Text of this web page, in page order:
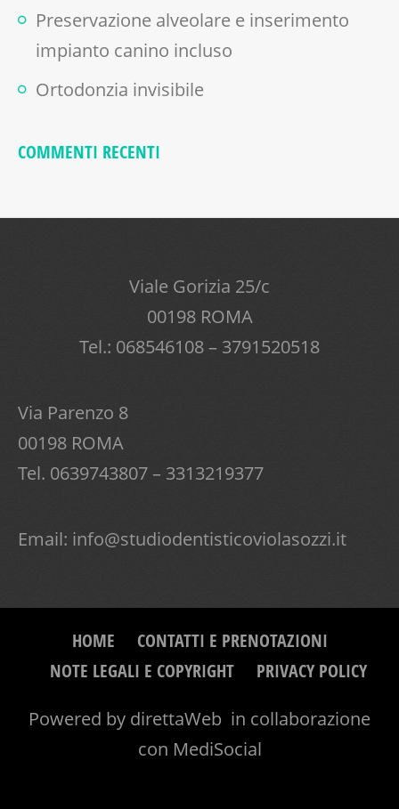
Preservazione alveolare e inserimento
impianto canino incluso
Ortodonzia invisibile
COMMENTI RECENTI
Viale Gorizia 25/c
00198 ROMA
Tel.: 068546108 – 3791520518
Via Parenzo 8
00198 ROMA
Tel. 0639743807 – 3313219377
Email: info@studiodentisticoviolasozzi.it
HOME
CONTATTI E PRENOTAZIONI
NOTE LEGALI E COPYRIGHT
PRIVACY POLICY
Powered by direttaWeb in collaborazione
con MediSocial